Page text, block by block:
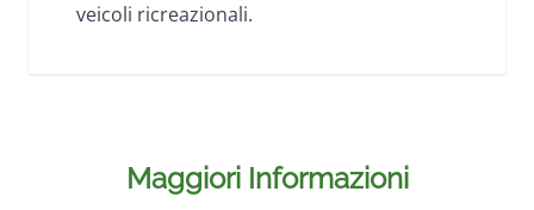
veicoli ricreazionali.
Maggiori Informazioni